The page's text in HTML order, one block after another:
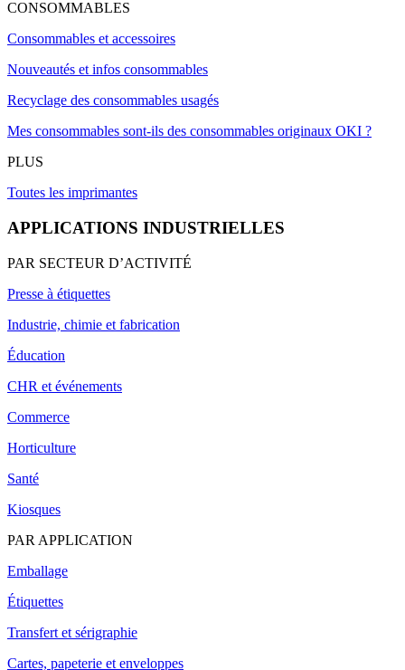
CONSOMMABLES
Consommables et accessoires
Nouveautés et infos consommables
Recyclage des consommables usagés
Mes consommables sont-ils des consommables originaux OKI ?
PLUS
Toutes les imprimantes
APPLICATIONS INDUSTRIELLES
PAR SECTEUR D’ACTIVITÉ
Presse à étiquettes
Industrie, chimie et fabrication
Éducation
CHR et événements
Commerce
Horticulture
Santé
Kiosques
PAR APPLICATION
Emballage
Étiquettes
Transfert et sérigraphie
Cartes, papeterie et enveloppes